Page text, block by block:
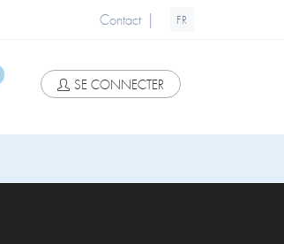
Contact | FR
SE CONNECTER